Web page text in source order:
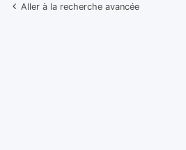
Aller à la recherche avancée